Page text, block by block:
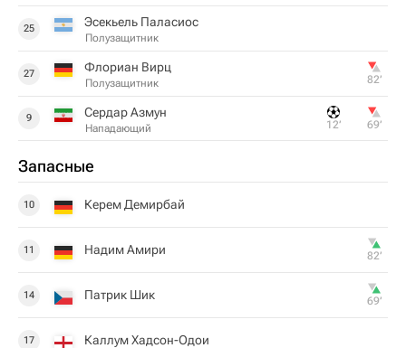
25 Эсекьель Паласиос
Полузащитник
27 Флориан Вирц
Полузащитник 82‎’‎
9 Сердар Азмун
Нападающий 12‎’‎ 69‎’‎
Запасные
10 Керем Демирбай
11 Надим Амири 82‎’‎
14 Патрик Шик 69‎’‎
17 Каллум Хадсон-Одои